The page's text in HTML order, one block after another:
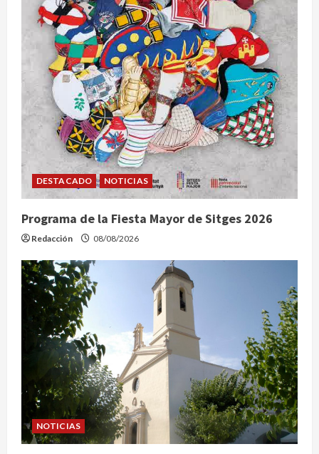
DESTACADO NOTICIAS
Programa de la Fiesta Mayor de Sitges 2026
Redacción 08/08/2026
NOTICIAS